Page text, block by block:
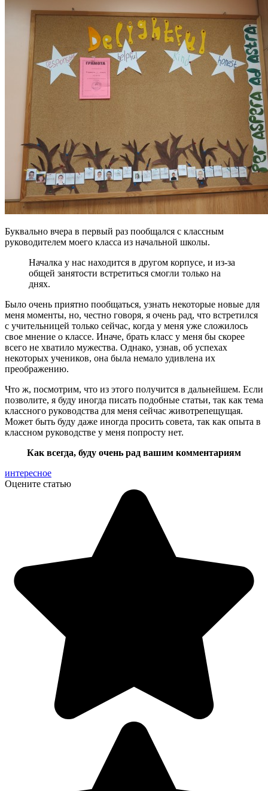
Буквально вчера в первый раз пообщался с классным
руководителем моего класса из начальной школы.
Началка у нас находится в другом корпусе, и из-за
общей занятости встретиться смогли только на
днях.
Было очень приятно пообщаться, узнать некоторые новые для
меня моменты, но, честно говоря, я очень рад, что встретился
с учительницей только сейчас, когда у меня уже сложилось
свое мнение о классе. Иначе, брать класс у меня бы скорее
всего не хватило мужества. Однако, узнав, об успехах
некоторых учеников, она была немало удивлена их
преображению.
Что ж, посмотрим, что из этого получится в дальнейшем. Если
позволите, я буду иногда писать подобные статьи, так как тема
классного руководства для меня сейчас животрепещущая.
Может быть буду даже иногда просить совета, так как опыта в
классном руководстве у меня попросту нет.
Как всегда, буду очень рад вашим комментариям
интересное
Оцените статью